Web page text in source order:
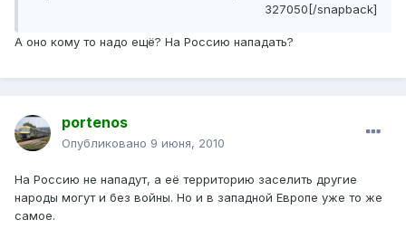
327050[/snapback]
А оно кому то надо ещё? На Россию нападать?
portenos
Опубликовано 9 июня, 2010
На Россию не нападут, а её территорию заселить другие
народы могут и без войны. Но и в западной Европе уже то же
самое.